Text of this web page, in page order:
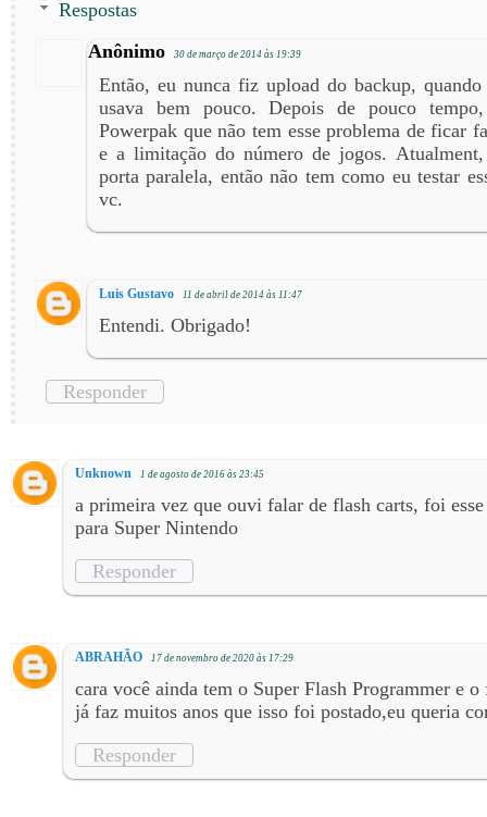
Respostas
Anônimo
30 de março de 2014 às 19:39
Então, eu nunca fiz upload do backup,
usava bem pouco. Depois de pouco
Powerpak que não tem esse problema de ficar
e a limitação do número de jogos.
porta paralela, então não tem como eu testar
vc.
Luis Gustavo 11 de abril de 2014 às 11:47
Entendi. Obrigado!
Responder
Unknown 1 de agosto de 2016 às 23:45
a primeira vez que ouvi falar de flash carts, foi
para Super Nintendo
Responder
ABRAHÃO 17 de novembro de 2020 às 17:29
cara você ainda tem o Super Flash Programmer e o
já faz muitos anos que isso foi postado,eu queria
Responder